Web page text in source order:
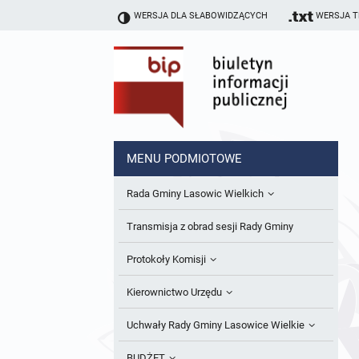
WERSJA DLA SŁABOWIDZĄCYCH WERSJA
MENU PODMIOTOWE
Rada Gminy Lasowic Wielkich
Sesje Rady Gminy
Skład Rady Gminy
Interpelacje i Zapytania Radnych
Komisje Rady Gminy i informacja o
Transmisja z obrad sesji Rady Gminy
Protokoły Komisji
Komisja Budżetu i Finansów
Komisja Oświatowa
Kierownictwo Urzędu
Wójt
Uchwały Rady Gminy Lasowice Wielkie